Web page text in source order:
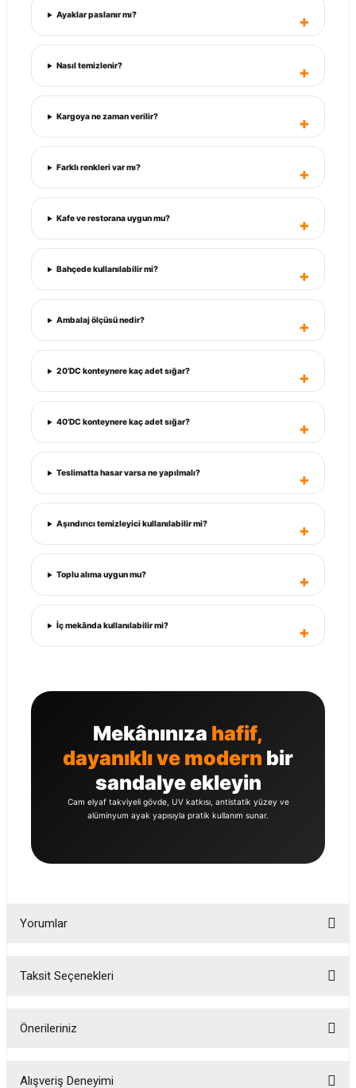
Ayaklar paslanır mı?
Nasıl temizlenir?
Kargoya ne zaman verilir?
Farklı renkleri var mı?
Kafe ve restorana uygun mu?
Bahçede kullanılabilir mi?
Ambalaj ölçüsü nedir?
20’DC konteynere kaç adet sığar?
40’DC konteynere kaç adet sığar?
Teslimatta hasar varsa ne yapılmalı?
Aşındırıcı temizleyici kullanılabilir mi?
Toplu alıma uygun mu?
İç mekânda kullanılabilir mi?
Mekânınıza hafif,
dayanıklı ve modern bir
sandalye ekleyin
Cam elyaf takviyeli gövde, UV katkısı, antistatik yüzey ve
alüminyum ayak yapısıyla pratik kullanım sunar.
Yorumlar
Bu ürüne ilk yorumu siz yapın!
Taksit Seçenekleri
Önerileriniz
yetersiz gördüğünüz noktaları öneri formunu kullanarak tarafımıza
Alışveriş Deneyimi